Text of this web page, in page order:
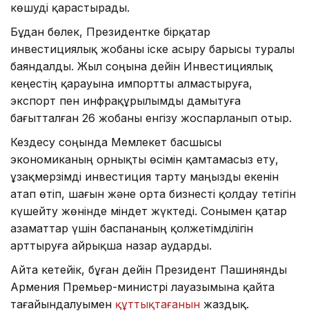
көшуді қарастырады.
Бұдан бөлек, Президентке бірқатар
инвестициялық жобаны іске асыру барысы туралы
баяндалды. Жыл соңына дейін Инвестициялық
кеңестің қарауына импортты алмастыруға,
экспорт пен инфрақұрылымды дамытуға
бағытталған 26 жобаны енгізу жоспарланып отыр.
Кездесу соңында Мемлекет басшысы
экономиканың орнықты өсімін қамтамасыз ету,
ұзақмерзімді инвестиция тарту маңызды екенін
атап өтіп, шағын және орта бизнесті қолдау тетігін
күшейту жөнінде міндет жүктеді. Сонымен қатар
азаматтар үшін баспананың қолжетімділігін
арттыруға айрықша назар аударды.
Айта кетейік, бұған дейін Президент Пашинянды
Армения Премьер-министрі лауазымына қайта
тағайындалуымен құттықтағанын жаздық.